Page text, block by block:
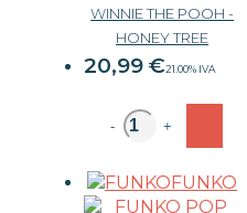
WINNIE THE POOH -
HONEY TREE
20,99 €21.00% IVA
- +
FUNKO